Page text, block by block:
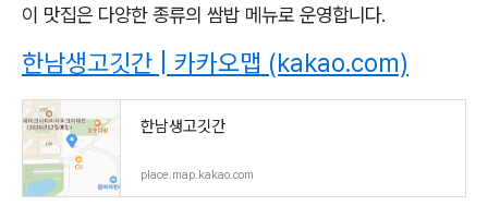
이 맛집은 다양한 종류의 쌈밥 메뉴로 운영합니다.
한남생고깃간 | 카카오맵 (kakao.com)
한남생고깃간
place.map.kakao.com